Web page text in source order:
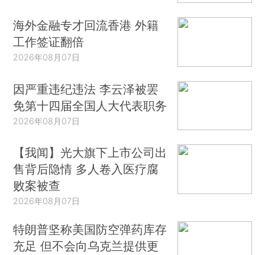
海外金融专才回流香港 外籍
工作签证翻倍
2026年08月07日
因严重违纪违法 李云泽被罢
免第十四届全国人大代表职务
2026年08月07日
【我闻】光大旗下上市公司出
售背后隐情 多人卷入医疗腐
败案被查
2026年08月07日
特朗普坚称美国防空弹药库存
充足 但不会向乌克兰提供更